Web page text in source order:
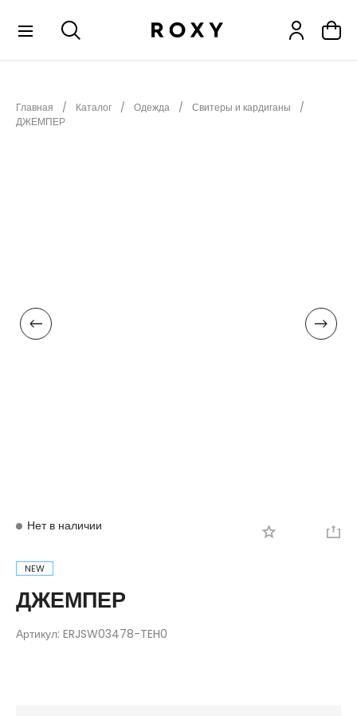
НОВИНКИ
АКСЕССУАРЫ
Главная Каталог Одежда
Свитеры и кардиганы
ДЖЕМПЕР
Нет в наличии
NEW
ДЖЕМПЕР
Артикул: ERJSW03478-TEH0